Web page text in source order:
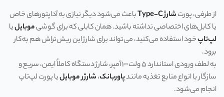
از طرفی، پورتشارژ Type-C
باعث می‌شود دیگر نیازی به آداپتورهای خاص
یا کابل‌های اختصاصی نداشته باشید. همان کابلی که برای گوشیموبایلیا
لپ‌تاپخود استفاده می‌کنید، می‌تواند برای شارژ این ریش‌تراش هم به‌کار
برود.
به لطف ورودی استاندارد ۵ ولت⎓۱ آمپر، شارژ دستگاه کاملاً ایمن، سریع و
سازگار با انواع منابع تغذیه مانندپاوربانک،شارژر موبایلیا پورت لپ‌تاپ
انجام می‌شود.